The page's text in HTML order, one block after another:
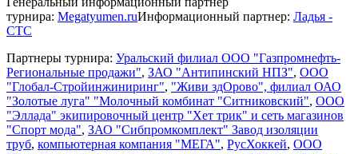
турнира: Megatyumen.ruИнформационный партнер: Ладья -
СТС
Партнеры турнира: Уральский филиал ООО "Газпромнефть-
Региональные продажи", ЗАО "Антипинский НПЗ", ООО
"Глобал-Стройинжиниринг", "Живи здОрово", филиал ОАО
"Золотые луга" "Молочный комбинат "Ситниковский", ООО
"Эллада" экипировочный центр "Хет трик" и сеть магазинов
"Спорт мода", ЗАО "Сибпромкомплект" Завод изоляции
труб, компьютерная компания "МЕГА", РусХоккей, ООО